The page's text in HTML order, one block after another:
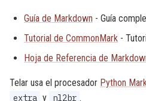
Guía de Markdown - Guía
Tutorial de CommonMark -
Hoja de Referencia de
Telar usa el procesador Python
extra y nl2br .